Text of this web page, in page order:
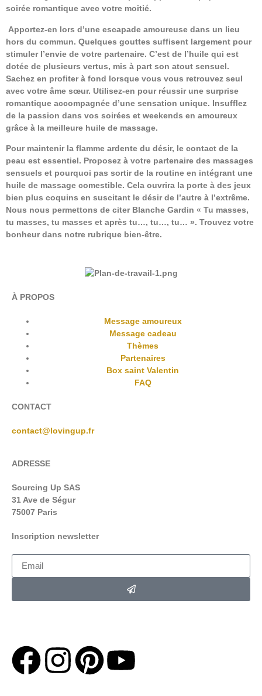
soirée romantique avec votre moitié.
Apportez-en lors d’une escapade amoureuse dans un lieu
hors du commun. Quelques gouttes suffisent largement pour
stimuler l’envie de votre partenaire. C’est de l’huile qui est
dotée de plusieurs vertus, mis à part son atout sensuel.
Sachez en profiter à fond lorsque vous vous retrouvez seul
avec votre âme sœur. Utilisez-en pour réussir une surprise
romantique accompagnée d’une sensation unique. Insufflez
de la passion dans vos soirées et weekends en amoureux
grâce à la meilleure huile de massage.
Pour maintenir la flamme ardente du désir, le contact de la
peau est essentiel. Proposez à votre partenaire des massages
sensuels et pourquoi pas sortir de la routine en intégrant une
huile de massage comestible. Cela ouvrira la porte à des jeux
bien plus coquins en suscitant le désir de l’autre à l’extrême.
Nous nous permettons de citer Blanche Gardin « Tu masses,
tu masses, tu masses et après tu…, tu…, tu… ». Trouvez votre
bonheur dans notre rubrique bien-être.
À PROPOS
Message amoureux
Message cadeau
Thèmes
Partenaires
Box saint Valentin
FAQ
CONTACT
contact@lovingup.fr
ADRESSE
Sourcing Up SAS
31 Ave de Ségur
75007 Paris
Inscription newsletter